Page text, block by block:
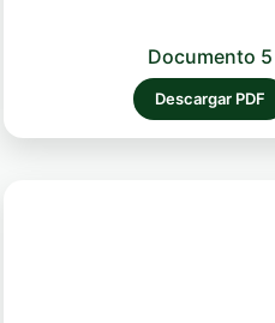
Documento 5
Descargar PDF